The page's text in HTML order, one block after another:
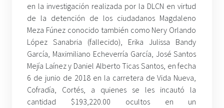
en la investigación realizada por la DLCN en virtud
de la detención de los ciudadanos Magdaleno
Meza Fúnez conocido también como Nery Orlando
López Sanabria (fallecido), Erika Julissa Bandy
García, Maximiliano Echeverría García, José Santos
Mejía Laínez y Daniel Alberto Ticas Santos, en fecha
6 de junio de 2018 en la carretera de Vida Nueva,
Cofradía, Cortés, a quienes se les incautó la
cantidad $193,220.00 ocultos en un